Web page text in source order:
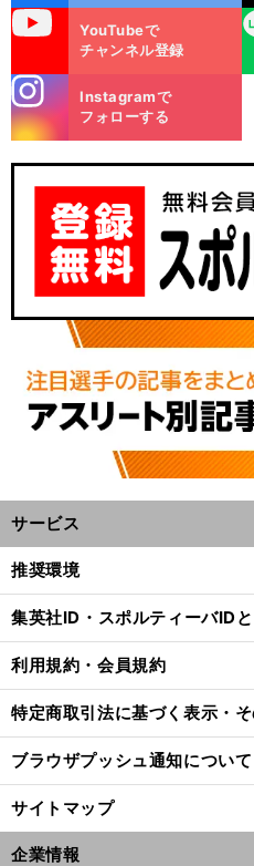
YouTubeで
チャンネル登録
LINE
m
Instagramで
フォローする
サービス
推奨環境
集英社ID・スポルティーバID
利用規約・会員規約
特定商取引法に基づく表示・
ブラウザプッシュ通知について
サイトマップ
企業情報